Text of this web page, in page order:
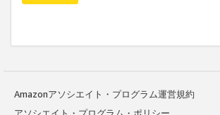
Amazonアソシエイト・プログラム運営規約